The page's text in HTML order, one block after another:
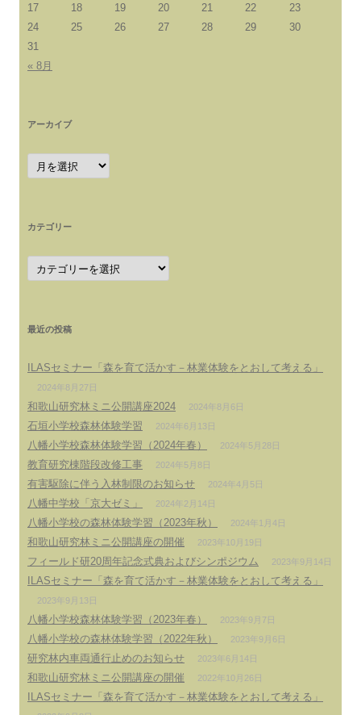
17
18 19 20 21 22
23
24
25 26 27 28 29
30
31
« 8月
アーカイブ
ア
ー
カ
カテゴリー
カ
テ
ゴ
最近の投稿
ILASセミナー「森を育て活かす－林業体験をとおして考える」
2024年8月27日
和歌山研究林ミニ公開講座2024 2024年8月6日
石垣小学校森林体験学習 2024年6月13日
八幡小学校森林体験学習（2024年春） 2024年5月28日
教育研究棟階段改修工事 2024年5月8日
有害駆除に伴う入林制限のお知らせ 2024年4月5日
八幡中学校「京大ゼミ」 2024年2月14日
八幡小学校の森林体験学習（2023年秋） 2024年1月4日
和歌山研究林ミニ公開講座の開催 2023年10月19日
フィールド研20周年記念式典およびシンポジウム 2023年9月14日
ILASセミナー「森を育て活かす－林業体験をとおして考える」
2023年9月13日
八幡小学校森林体験学習（2023年春） 2023年9月7日
八幡小学校の森林体験学習（2022年秋） 2023年9月6日
研究林内車両通行止めのお知らせ 2023年6月14日
和歌山研究林ミニ公開講座の開催 2022年10月26日
ILASセミナー「森を育て活かす－林業体験をとおして考える」